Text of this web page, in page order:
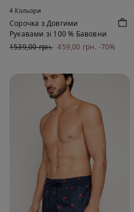
4 Кольори
Сорочка з Довгими
Рукавами зі 100 % Бавовни
1539,00 грн. 459,00 грн. -70%